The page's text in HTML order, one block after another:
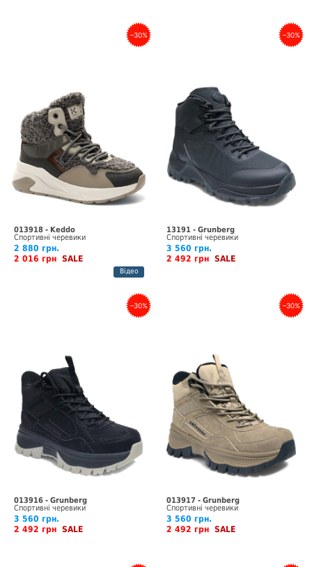
–30%
013918 - Keddo
Спортивні черевики
2 880 грн.
2 016 грн SALE
Відео
–30%
13191 - Grunberg
Спортивні черевики
3 560 грн.
2 492 грн SALE
–30%
013916 - Grunberg
Спортивні черевики
3 560 грн.
2 492 грн SALE
–30%
013917 - Grunberg
Спортивні черевики
3 560 грн.
2 492 грн SALE